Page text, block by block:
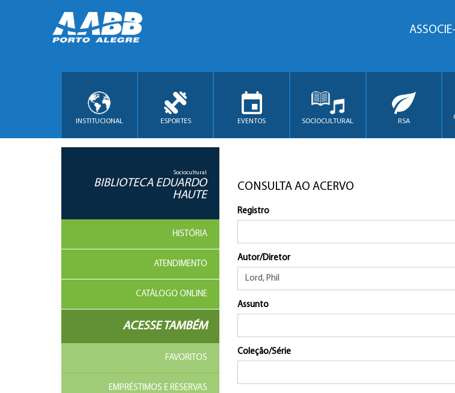
INSTITUCIONAL ESPORTES EVENTOS SOCIOCULTURAL RSA
Sociocultural
BIBLIOTECA EDUARDO
HAUTE
HISTÓRIA
ATENDIMENTO
CATÁLOGO ONLINE
ACESSE TAMBÉM
FAVORITOS
EMPRÉSTIMOS E RESERVAS
CONSULTA AO ACERVO
Registro
Autor/Diretor
Assunto
Coleção/Série